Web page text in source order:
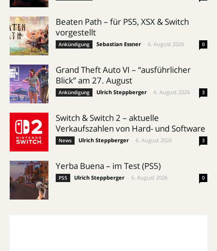
Beaten Path – für PS5, XSX & Switch
vorgestellt
Ankündigung Sebastian Essner 6. August 2026 0
Grand Theft Auto VI – “ausführlicher
Blick” am 27. August
Ankündigung Ulrich Steppberger 6. August 2026 3
Switch & Switch 2 – aktuelle
Verkaufszahlen von Hard- und Software
News Ulrich Steppberger 6. August 2026 3
Yerba Buena – im Test (PS5)
PS5 Ulrich Steppberger 6. August 2026 0